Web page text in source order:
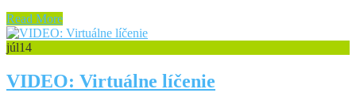
Read More
júl14
VIDEO: Virtuálne líčenie